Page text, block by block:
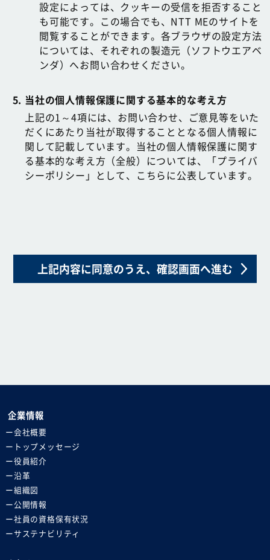
設定によっては、クッキーの受信を拒否すること
も可能です。この場合でも、NTT MEのサイトを
閲覧することができます。各ブラウザの設定方法
については、それぞれの製造元（ソフトウエアベ
ンダ）へお問い合わせください。
当社の個人情報保護に関する基本的な考え方
上記の1～4項には、お問い合わせ、ご意見等をいた
だくにあたり当社が取得することとなる個人情報に
関して記載しています。当社の個人情報保護に関す
る基本的な考え方（全般）については、「プライバ
シーポリシー」として、こちらに公表しています。
企業情報
会社概要
トップメッセージ
役員紹介
沿革
組織図
公開情報
社員の資格保有状況
サステナビリティ